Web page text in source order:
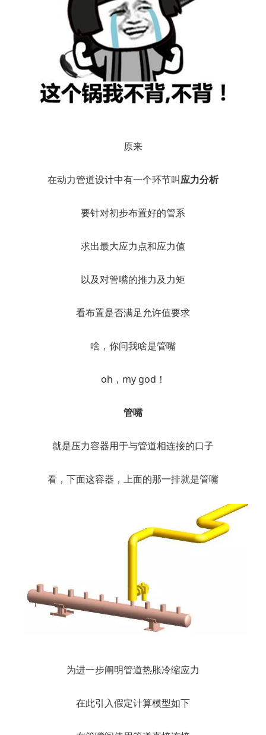
原来
在动力管道设计中有一个环节叫应力分析
要针对初步布置好的管系
求出最大应力点和应力值
以及对管嘴的推力及力矩
看布置是否满足允许值要求
啥，你问我啥是管嘴
oh，my god！
管嘴
就是压力容器用于与管道相连接的口子
看，下面这容器，上面的那一排就是管嘴
为进一步阐明管道热胀冷缩应力
在此引入假定计算模型如下